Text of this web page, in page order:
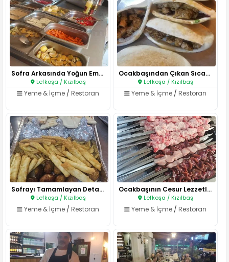
Sofra Arkasında Yoğun Emek..
Lefkoşa / Kızılbaş
Yeme & İçme / Restoran
Ocakbaşından Çıkan Sıcak Lezze..
Lefkoşa / Kızılbaş
Yeme & İçme /Restoran
Sofrayı Tamamlayan Detaylar..
Lefkoşa / Kızılbaş
Yeme & İçme / Restoran
Ocakbaşının Cesur Lezzetleri..
Lefkoşa / Kızılbaş
Yeme & İçme /Restoran